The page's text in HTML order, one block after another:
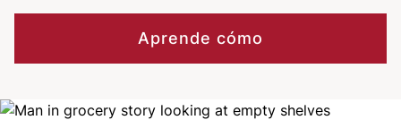
Aprende cómo
Image